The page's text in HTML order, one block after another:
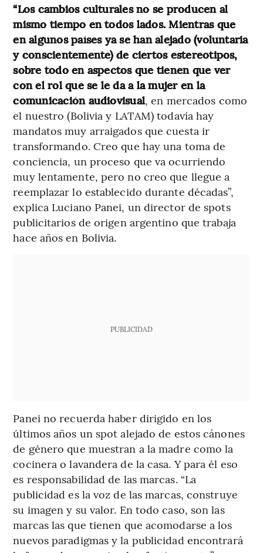
“Los cambios culturales no se producen al
mismo tiempo en todos lados. Mientras que
en algunos países ya se han alejado (voluntaria
y conscientemente) de ciertos estereotipos,
sobre todo en aspectos que tienen que ver
con el rol que se le da a la mujer en la
comunicación audiovisual, en mercados como
el nuestro (Bolivia y LATAM) todavía hay
mandatos muy arraigados que cuesta ir
transformando. Creo que hay una toma de
conciencia, un proceso que va ocurriendo
muy lentamente, pero no creo que llegue a
reemplazar lo establecido durante décadas”,
explica Luciano Panei, un director de spots
publicitarios de origen argentino que trabaja
hace años en Bolivia.
PUBLICIDAD
Panei no recuerda haber dirigido en los
últimos años un spot alejado de estos cánones
de género que muestran a la madre como la
cocinera o lavandera de la casa. Y para él eso
es responsabilidad de las marcas. “La
publicidad es la voz de las marcas, construye
su imagen y su valor. En todo caso, son las
marcas las que tienen que acomodarse a los
nuevos paradigmas y la publicidad encontrará